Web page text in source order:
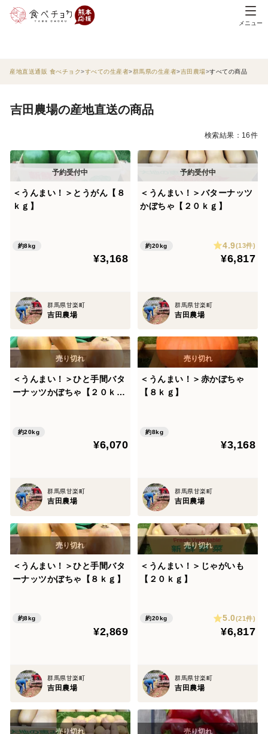
メニュー
産地直送通販 食べチョク すべての生産者 群馬県の生産者 吉田農場 すべての商品
吉田農場の産地直送の商品
検索結果：16件
＜うんまい！＞とうがん【８
ｋｇ】
約8kg
¥3,168
群馬県甘楽町
吉田農場
＜うんまい！＞バターナッツ
かぼちゃ【２０ｋｇ】
約20kg 4.9(13件)
¥6,817
群馬県甘楽町
吉田農場
＜うんまい！＞ひと手間バタ
ーナッツかぼちゃ【２０ｋ
約20kg
¥6,070
群馬県甘楽町
吉田農場
＜うんまい！＞赤かぼちゃ
【８ｋｇ】
約8kg
¥3,168
群馬県甘楽町
吉田農場
＜うんまい！＞ひと手間バタ
ーナッツかぼちゃ【８ｋｇ】
約8kg
¥2,869
群馬県甘楽町
吉田農場
＜うんまい！＞じゃがいも
【２０ｋｇ】
約20kg 5.0(21件)
¥6,817
群馬県甘楽町
吉田農場